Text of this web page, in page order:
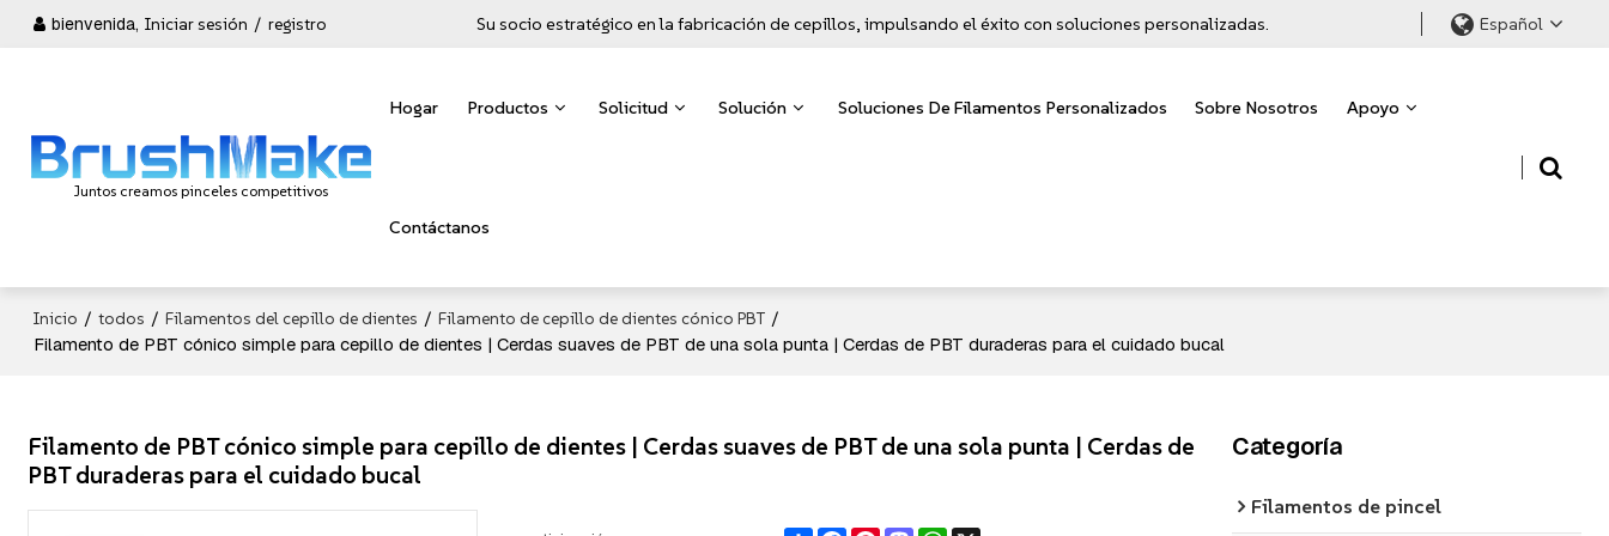
bienvenida, Iniciar sesión / registro Su socio estratégico en la fabricación de cepillos, impulsando el éxito con soluciones personalizadas. Español
Juntos creamos pinceles competitivos
Hogar Productos Solicitud Solución Soluciones De Filamentos Personalizados Sobre Nosotros Apoyo
Contáctanos
Inicio / todos / Filamentos del cepillo de dientes / Filamento de cepillo de dientes cónico PBT /
Filamento de PBT cónico simple para cepillo de dientes | Cerdas suaves de PBT de una sola punta | Cerdas de PBT duraderas para el cuidado bucal
Filamento de PBT cónico simple para cepillo de dientes | Cerdas suaves de PBT de una sola punta | Cerdas de
PBT duraderas para el cuidado bucal
Categoría
Filamentos de pincel